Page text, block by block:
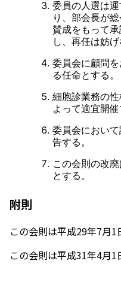
委員の人選は
り、部会長が
賛成をもって
し、再任は妨げ
委員会に顧問
る任命とする。
細胞診業務の
よって適宜開催
委員会におい
告する。
この会則の改
とする。
附則
この会則は平成29年7月1
この会則は平成31年4月1